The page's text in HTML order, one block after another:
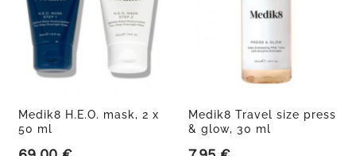
Medik8 H.E.O. mask, 2 x
50 ml
Medik8 Travel size press
& glow, 30 ml